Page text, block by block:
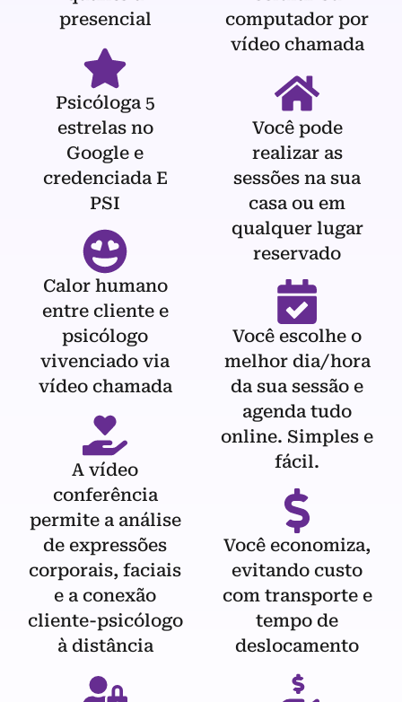
presencial
Psicóloga 5
estrelas no
Google e
credenciada E
PSI
Calor humano
entre cliente e
psicólogo
vivenciado via
vídeo chamada
A vídeo
conferência
permite a análise
de expressões
corporais, faciais
e a conexão
cliente-psicólogo
à distância
computador por
vídeo chamada
Você pode
realizar as
sessões na sua
casa ou em
qualquer lugar
reservado
Você escolhe o
melhor dia/hora
da sua sessão e
agenda tudo
online. Simples e
fácil.
Você economiza,
evitando custo
com transporte e
tempo de
deslocamento